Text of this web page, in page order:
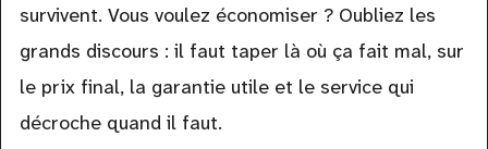
survivent. Vous voulez économiser ? Oubliez les
grands discours : il faut taper là où ça fait mal, sur
le prix final, la garantie utile et le service qui
décroche quand il faut.